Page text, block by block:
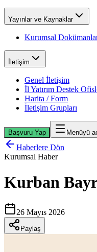
Yayınlar ve Kaynaklar
Kurumsal
İletişim
Genel İletişim
İl Yatırım Destek
Harita / Form
İletişim Grupları
Başvuru Yap Menüyü
Haberlere Dön
Kurumsal Haber
Kurban
26 Mayıs 2026
Paylaş